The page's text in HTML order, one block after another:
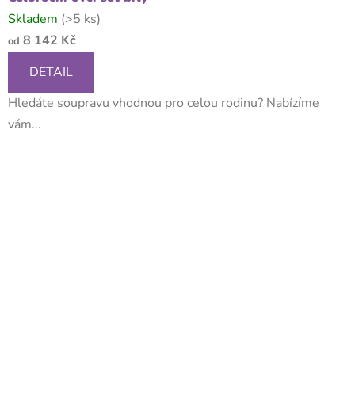
Skladem (>5 ks)
od 8 142 Kč
DETAIL
Hledáte soupravu vhodnou pro celou rodinu? Nabízíme
vám...